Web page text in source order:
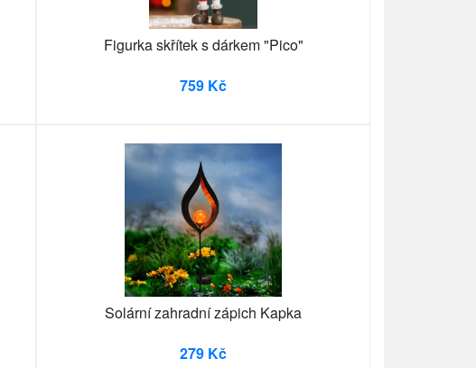
Figurka skřítek s dárkem "Pico"
759 Kč
Solární zahradní zápich Kapka
279 Kč